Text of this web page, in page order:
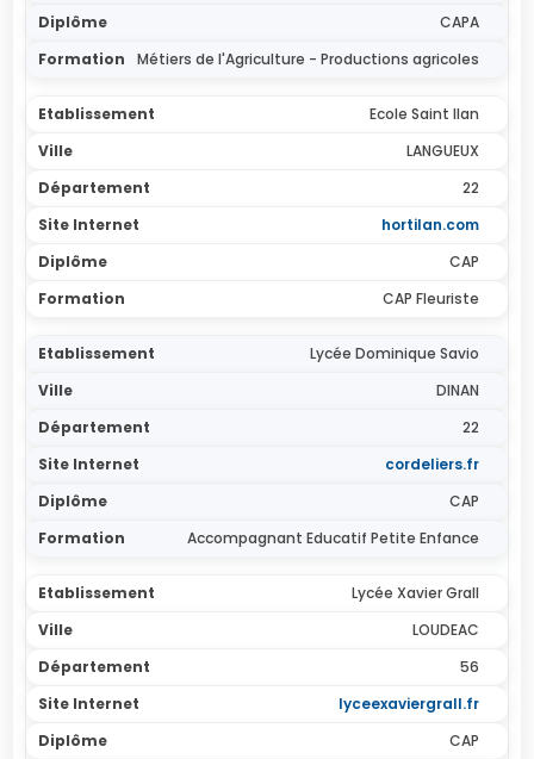
CAPA
Métiers de l'Agriculture - Productions agricoles
Ecole Saint Ilan
LANGUEUX
22
hortilan.com
CAP
CAP Fleuriste
Lycée Dominique Savio
DINAN
22
cordeliers.fr
CAP
Accompagnant Educatif Petite Enfance
Lycée Xavier Grall
LOUDEAC
56
lyceexaviergrall.fr
CAP